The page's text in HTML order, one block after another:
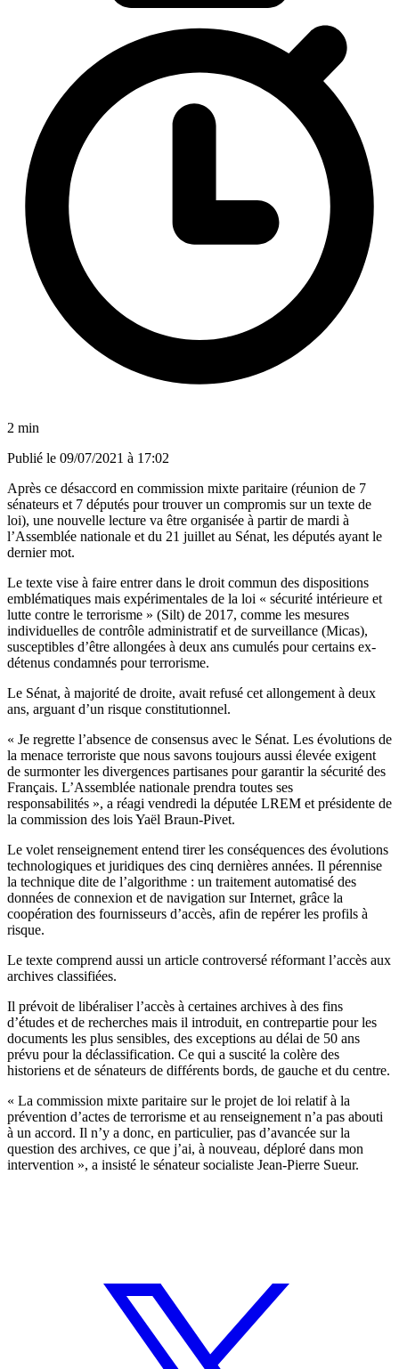
2 min
Publié le 09/07/2021 à 17:02
Après ce désaccord en commission mixte paritaire (réunion de 7
sénateurs et 7 députés pour trouver un compromis sur un texte de
loi), une nouvelle lecture va être organisée à partir de mardi à
l’Assemblée nationale et du 21 juillet au Sénat, les députés ayant le
dernier mot.
Le texte vise à faire entrer dans le droit commun des dispositions
emblématiques mais expérimentales de la loi « sécurité intérieure et
lutte contre le terrorisme » (Silt) de 2017, comme les mesures
individuelles de contrôle administratif et de surveillance (Micas),
susceptibles d’être allongées à deux ans cumulés pour certains ex-
détenus condamnés pour terrorisme.
Le Sénat, à majorité de droite, avait refusé cet allongement à deux
ans, arguant d’un risque constitutionnel.
« Je regrette l’absence de consensus avec le Sénat. Les évolutions de
la menace terroriste que nous savons toujours aussi élevée exigent
de surmonter les divergences partisanes pour garantir la sécurité des
Français. L’Assemblée nationale prendra toutes ses
responsabilités », a réagi vendredi la députée LREM et présidente de
la commission des lois Yaël Braun-Pivet.
Le volet renseignement entend tirer les conséquences des évolutions
technologiques et juridiques des cinq dernières années. Il pérennise
la technique dite de l’algorithme : un traitement automatisé des
données de connexion et de navigation sur Internet, grâce la
coopération des fournisseurs d’accès, afin de repérer les profils à
risque.
Le texte comprend aussi un article controversé réformant l’accès aux
archives classifiées.
Il prévoit de libéraliser l’accès à certaines archives à des fins
d’études et de recherches mais il introduit, en contrepartie pour les
documents les plus sensibles, des exceptions au délai de 50 ans
prévu pour la déclassification. Ce qui a suscité la colère des
historiens et de sénateurs de différents bords, de gauche et du centre.
« La commission mixte paritaire sur le projet de loi relatif à la
prévention d’actes de terrorisme et au renseignement n’a pas abouti
à un accord. Il n’y a donc, en particulier, pas d’avancée sur la
question des archives, ce que j’ai, à nouveau, déploré dans mon
intervention », a insisté le sénateur socialiste Jean-Pierre Sueur.